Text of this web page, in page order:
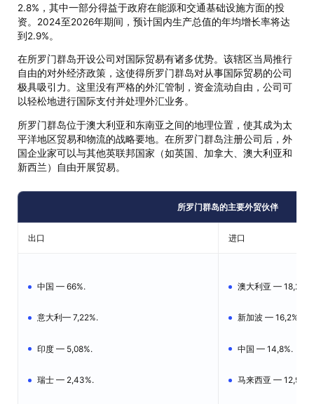
2.8%，其中一部分得益于政府在能源和交通基础设施方面的投
资。2024至2026年期间，预计国内生产总值的年均增长率将达
到2.9%。
在所罗门群岛开设公司对国际贸易有诸多优势。该辖区当局推行
自由的对外经济政策，这使得所罗门群岛对从事国际贸易的公司
极具吸引力。这里没有严格的外汇管制，资金流动自由，公司可
以轻松地进行国际支付并处理外汇业务。
所罗门群岛位于澳大利亚和东南亚之间的地理位置，使其成为太
平洋地区贸易和物流的战略要地。在所罗门群岛注册公司后，外
国企业家可以与其他英联邦国家（如英国、加拿大、澳大利亚和
新西兰）自由开展贸易。
所罗门群岛的主要外贸伙伴
出口 进口
中国 — 66%.
意大利— 7,22%.
印度 — 5,08%.
瑞士 — 2,43%.
澳大利亚 — 18,2%.
新加波 — 16,2%.
中国 — 14,8%.
马来西亚 — 12,9%.